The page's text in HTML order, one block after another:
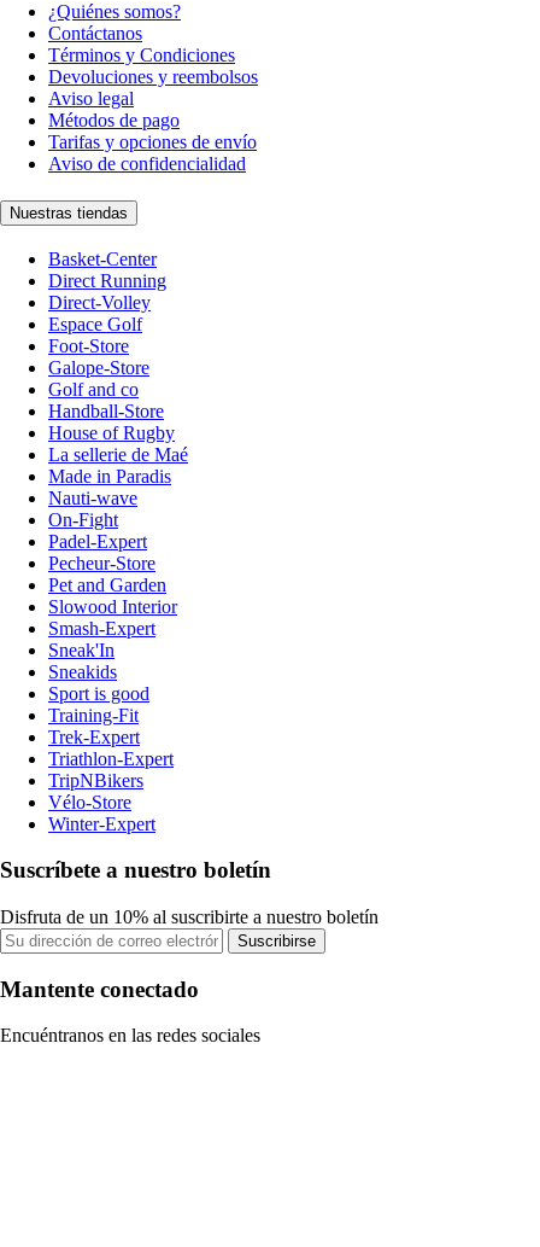
¿Quiénes somos?
Contáctanos
Términos y Condiciones
Devoluciones y reembolsos
Aviso legal
Métodos de pago
Tarifas y opciones de envío
Aviso de confidencialidad
Nuestras tiendas
Basket-Center
Direct Running
Direct-Volley
Espace Golf
Foot-Store
Galope-Store
Golf and co
Handball-Store
House of Rugby
La sellerie de Maé
Made in Paradis
Nauti-wave
On-Fight
Padel-Expert
Pecheur-Store
Pet and Garden
Slowood Interior
Smash-Expert
Sneak'In
Sneakids
Sport is good
Training-Fit
Trek-Expert
Triathlon-Expert
TripNBikers
Vélo-Store
Winter-Expert
Suscríbete a nuestro boletín
Disfruta de un 10% al suscribirte a nuestro boletín
Suscribirse
Mantente conectado
Encuéntranos en las redes sociales